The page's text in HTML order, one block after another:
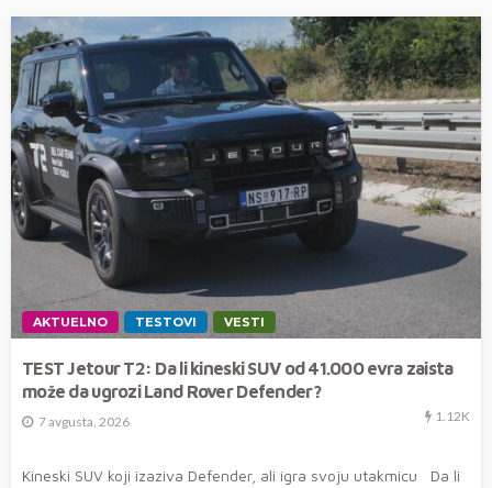
AKTUELNO TESTOVI VESTI
TEST Jetour T2: Da li kineski SUV od 41.000 evra zaista
može da ugrozi Land Rover Defender?
7 avgusta, 2026 1.12K
Kineski SUV koji izaziva Defender, ali igra svoju utakmicu Da li